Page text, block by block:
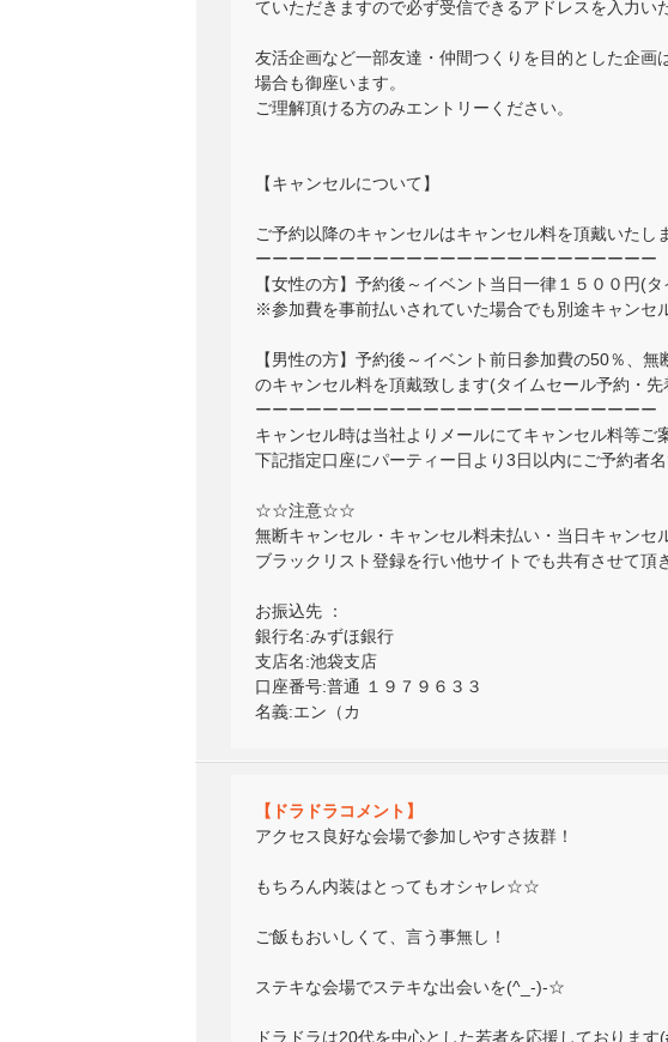
ていただきますので必ず受信できるアドレスを入力い
友活企画など一部友達・仲間つくりを目的とした企
場合も御座います。
ご理解頂ける方のみエントリーください。
【キャンセルについて】
ご予約以降のキャンセルはキャンセル料を頂戴いたし
ーーーーーーーーーーーーーーーーーーーーーーーー
【女性の方】予約後～イベント当日一律１５００円(
※参加費を事前払いされていた場合でも別途キャンセ
【男性の方】予約後～イベント前日参加費の50％、
のキャンセル料を頂戴致します(タイムセール予約・先
ーーーーーーーーーーーーーーーーーーーーーーーー
キャンセル時は当社よりメールにてキャンセル料等ご
下記指定口座にパーティー日より3日以内にご予約者
☆☆注意☆☆
無断キャンセル・キャンセル料未払い・当日キャン
ブラックリスト登録を行い他サイトでも共有させて頂
お振込先 ：
銀行名:みずほ銀行
支店名:池袋支店
口座番号:普通 １９７９６３３
名義:エン（カ
【ドラドラコメント】
アクセス良好な会場で参加しやすさ抜群！
もちろん内装はとってもオシャレ☆☆
ご飯もおいしくて、言う事無し！
ステキな会場でステキな出会いを(^_-)-☆
ドラドラは20代を中心とした若者を応援しております